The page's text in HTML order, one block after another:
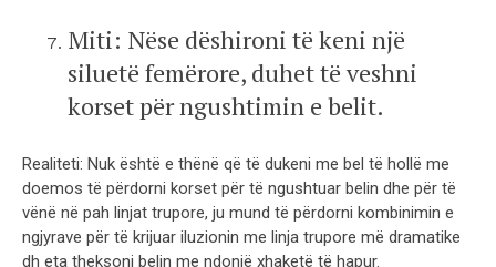
Miti: Nëse dëshironi të keni një
siluetë femërore, duhet të veshni
korset për ngushtimin e belit.
Realiteti: Nuk është e thënë që të dukeni me bel të hollë me
doemos të përdorni korset për të ngushtuar belin dhe për të
vënë në pah linjat trupore, ju mund të përdorni kombinimin e
ngjyrave për të krijuar iluzionin me linja trupore më dramatike
dh eta theksoni belin me ndonjë xhaketë të hapur.